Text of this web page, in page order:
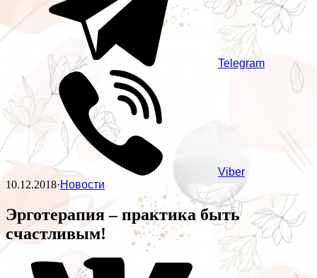
Telegram
Viber
10.12.2018·Новости
Эрготерапия – практика быть
счастливым!